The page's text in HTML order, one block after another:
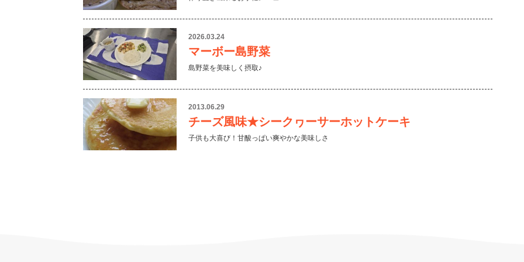
2026.03.24
マーボー島野菜
島野菜を美味しく摂取♪
2013.06.29
チーズ風味★シークヮーサーホットケーキ
子供も大喜び！甘酸っぱい爽やかな美味しさ